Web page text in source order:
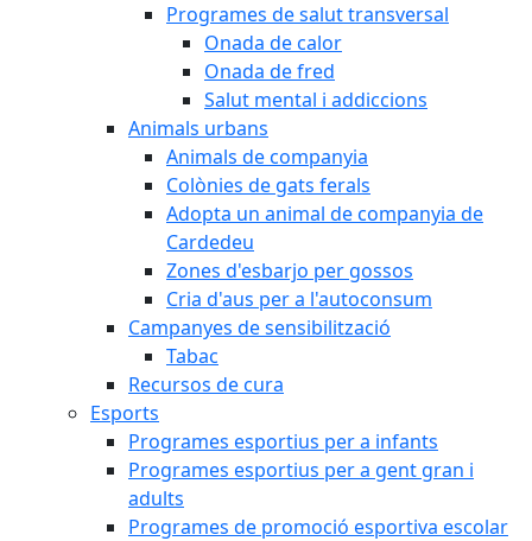
Programes de salut transversal
Onada de calor
Onada de fred
Salut mental i addiccions
Animals urbans
Animals de companyia
Colònies de gats ferals
Adopta un animal de companyia de
Cardedeu
Zones d'esbarjo per gossos
Cria d'aus per a l'autoconsum
Campanyes de sensibilització
Tabac
Recursos de cura
Esports
Programes esportius per a infants
Programes esportius per a gent gran i
adults
Programes de promoció esportiva escolar